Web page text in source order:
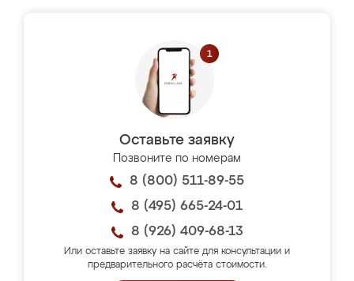
Оставьте заявку
Позвоните по номерам
8 (800) 511-89-55
8 (495) 665-24-01
8 (926) 409-68-13
Или оставьте заявку на сайте для консультации и
предварительного расчёта стоимости.